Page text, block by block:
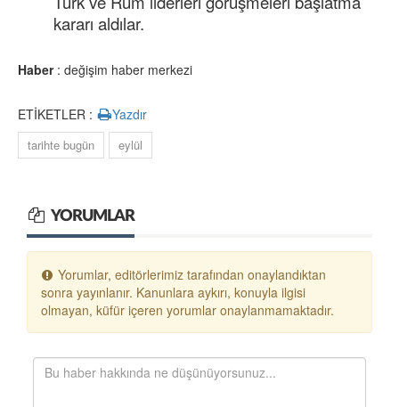
kararı aldılar.
Haber: değişim haber merkezi
ETİKETLER : Yazdır
tarihte bugün eylül
YORUMLAR
Yorumlar, editörlerimiz tarafından onaylandıktan
sonra yayınlanır. Kanunlara aykırı, konuyla ilgisi
olmayan, küfür içeren yorumlar onaylanmamaktadır.